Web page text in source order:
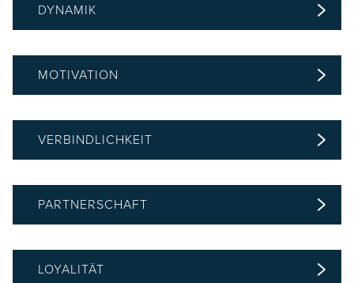
DYNAMIK
MOTIVATION
VERBINDLICHKEIT
PARTNERSCHAFT
LOYALITÄT